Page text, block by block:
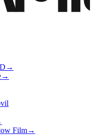
→
→
Film→